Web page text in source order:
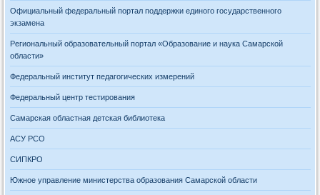
Официальный федеральный портал поддержки единого государственного
экзамена
Региональный образовательный портал «Образование и наука Самарской
области»
Федеральный институт педагогических измерений
Федеральный центр тестирования
Самарская областная детская библиотека
АСУ РСО
СИПКРО
Южное управление министерства образования Самарской области